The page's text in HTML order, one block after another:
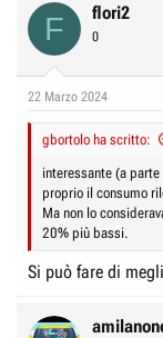
F flori2
0
22 Marzo 2024
gbortolo ha scritto:
interessante (a
proprio il consumo
Ma non lo
20% più bassi.
Si può fare di